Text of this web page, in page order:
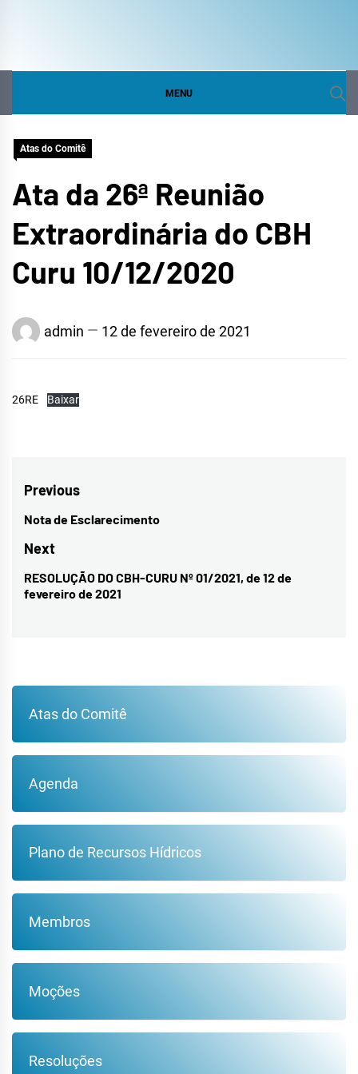
HIDROGRÁFICA DO
MENU
Atas do Comitê
Ata da 26ª Reunião
Extraordinária do CBH
Curu 10/12/2020
admin 12 de fevereiro de 2021
26RE Baixar
Navegação
de
Post
Previous
Previous
post:
Nota de Esclarecimento
Next
Next
post:
RESOLUÇÃO DO CBH-CURU Nº 01/2021, de 12 de
fevereiro de 2021
Atas do Comitê
Agenda
Plano de Recursos Hídricos
Membros
Moções
Resoluções